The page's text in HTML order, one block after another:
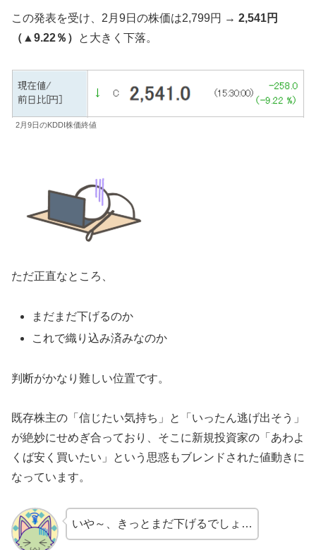
この発表を受け、2月9日の株価は2,799円 → 2,541円
（▲9.22％）
と大きく下落。
2月9日のKDDI株価終値
ただ正直なところ、
まだまだ下げるのか
これで織り込み済みなのか
判断がかなり難しい位置です。
既存株主の「信じたい気持ち」と「いったん逃げ出そう」
が絶妙にせめぎ合っており、そこに新規投資家の「あわよ
くば安く買いたい」という思惑もブレンドされた値動きに
なっています。
いや～、きっとまだ下げるでしょ…